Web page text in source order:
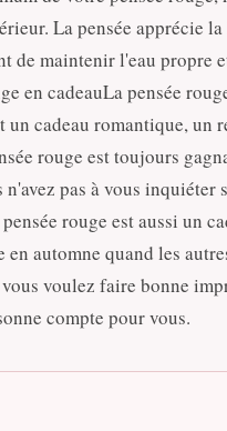
La pensée apprécie
de maintenir l'eau propre
en cadeauLa pensée
un cadeau romantique,
rouge est toujours
pas à vous
rouge est aussi un
automne quand les
voulez faire bonne
compte pour vous.